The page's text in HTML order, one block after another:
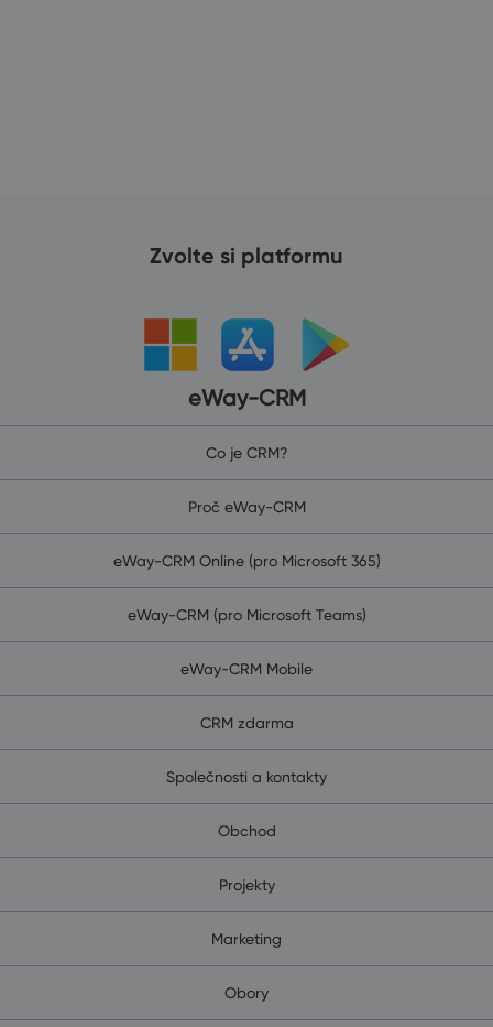
Zvolte si platformu
eWay-CRM
Co je CRM?
Proč eWay-CRM
eWay-CRM Online (pro Microsoft 365)
eWay-CRM (pro Microsoft Teams)
eWay-CRM Mobile
CRM zdarma
Společnosti a kontakty
Obchod
Projekty
Marketing
Obory